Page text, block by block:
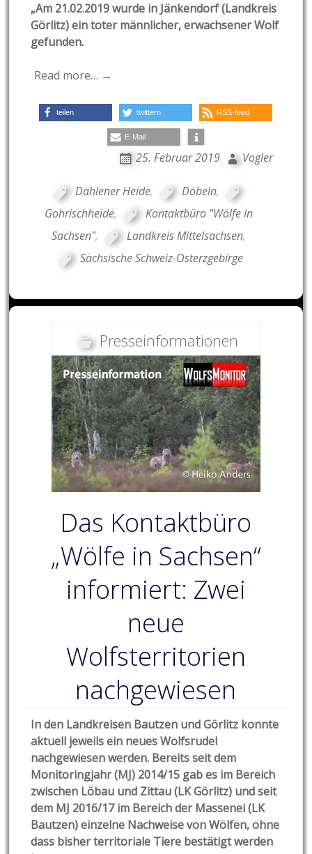
„Am 21.02.2019 wurde in Jänkendorf (Landkreis
Görlitz) ein toter männlicher, erwachsener Wolf
gefunden.
Read more… →
teilen twittern RSS-feed
E-Mail
25. Februar 2019 Vogler
Dahlener Heide, Döbeln,
Gohrischheide,
Kontaktbüro "Wölfe in
Sachsen", Landkreis Mittelsachsen,
Sächsische Schweiz-Osterzgebirge
Presseinformationen
Das Kontaktbüro
„Wölfe in Sachsen“
informiert: Zwei
neue
Wolfsterritorien
nachgewiesen
In den Landkreisen Bautzen und Görlitz konnte
aktuell jeweils ein neues Wolfsrudel
nachgewiesen werden. Bereits seit dem
Monitoringjahr (MJ) 2014/15 gab es im Bereich
zwischen Löbau und Zittau (LK Görlitz) und seit
dem MJ 2016/17 im Bereich der Massenei (LK
Bautzen) einzelne Nachweise von Wölfen, ohne
dass bisher territoriale Tiere bestätigt werden